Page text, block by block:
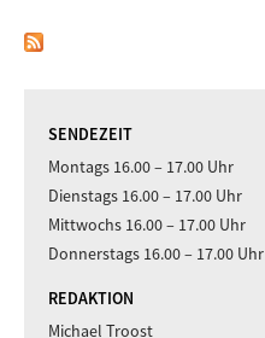
SENDEZEIT
Montags 16.00 – 17.00 Uhr
Dienstags 16.00 – 17.00 Uhr
Mittwochs 16.00 – 17.00 Uhr
Donnerstags 16.00 – 17.00 Uhr
REDAKTION
Michael Troost